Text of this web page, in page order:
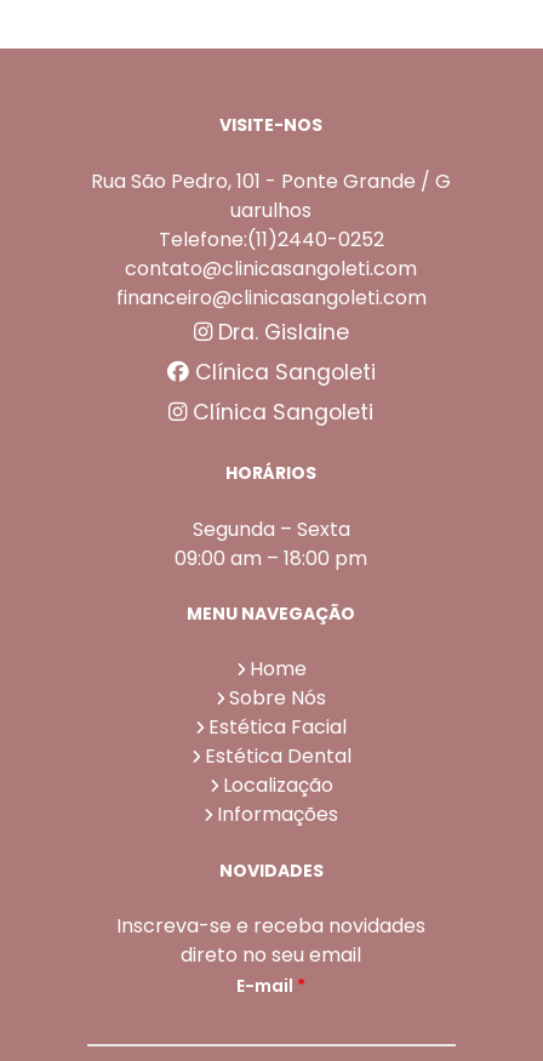
VISITE-NOS
Rua São Pedro, 101 - Ponte Grande / G
uarulhos
Telefone:(11)2440-0252
contato@clinicasangoleti.com
financeiro@clinicasangoleti.com
Dra. Gislaine
Clínica Sangoleti
Clínica Sangoleti
HORÁRIOS
Segunda – Sexta
09:00 am – 18:00 pm
MENU NAVEGAÇÃO
Home
Sobre Nós
Estética Facial
Estética Dental
Localização
Informações
NOVIDADES
Inscreva-se e receba novidades
direto no seu email
E-mail *